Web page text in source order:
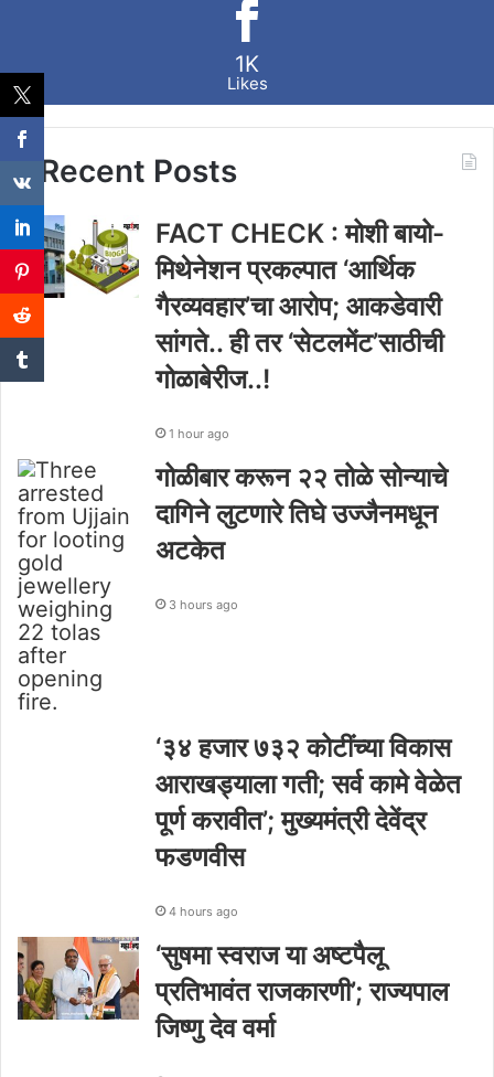
1K
Likes
Recent Posts
FACT CHECK : मोशी बायो-
मिथेनेशन प्रकल्पात ‘आर्थिक
गैरव्यवहार’चा आरोप; आकडेवारी
सांगते.. ही तर ‘सेटलमेंट’साठीची
गोळाबेरीज..!
1 hour ago
गोळीबार करून २२ तोळे सोन्याचे
दागिने लुटणारे तिघे उज्जैनमधून
अटकेत
3 hours ago
‘३४ हजार ७३२ कोटींच्या विकास
आराखड्याला गती; सर्व कामे वेळेत
पूर्ण करावीत’; मुख्यमंत्री देवेंद्र
फडणवीस
4 hours ago
‘सुषमा स्वराज या अष्टपैलू
प्रतिभावंत राजकारणी’; राज्यपाल
जिष्णु देव वर्मा